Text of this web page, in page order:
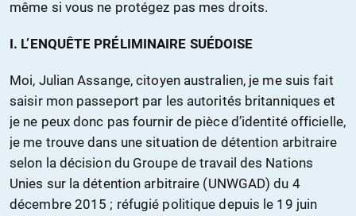
même si vous ne protégez pas mes droits.
I. L’ENQUÊTE PRÉLIMINAIRE SUÉDOISE
Moi, Julian Assange, citoyen australien, je me suis fait
saisir mon passeport par les autorités britanniques et
je ne peux donc pas fournir de pièce d’identité officielle,
je me trouve dans une situation de détention arbitraire
selon la décision du Groupe de travail des Nations
Unies sur la détention arbitraire (UNWGAD) du 4
décembre 2015 ; réfugié politique depuis le 19 juin